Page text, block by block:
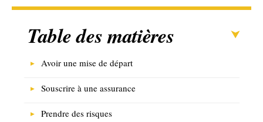
Table des matières
Avoir une mise de départ
Souscrire à une assurance
Prendre des risques